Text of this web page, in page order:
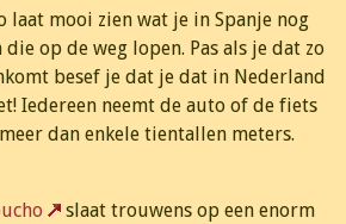
laat mooi zien wat je in Spanje nog
die op de weg lopen. Pas als je dat zo
besef je dat je dat in Nederland
Iedereen neemt de auto of de fiets
dan enkele tientallen meters.
slaat trouwens op een enorm